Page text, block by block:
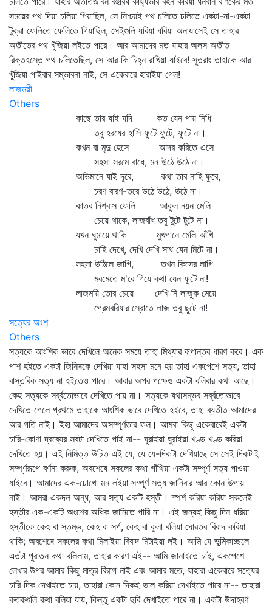
সময়ের পথ দিয়া চলিয়া গিয়াছিল, সে নিশ্চয়ই পথ চলিতে চলিতে একটা-না-একটা
টুক্‌রা ফেলিতে ফেলিতে গিয়াছিল, সেইগুলি ধরিয়া ধরিয়া অনায়াসেই সে তাহার
অতীতের পথ খুঁজিয়া লইতে পারে। আর আমাদের মত যাহার অলস অতীত
রিক্তহস্তে পথ চলিতেছিল, সে আর কি চিহ্ন রাখিয়া যাইবে! সুতরাং তাহাকে আর
খুঁজিয়া পাইবার সম্ভাবনা নাই, সে একেবারে হারাইয়া গেল!
লাজময়ী
Others
কাছে তার যাই যদি কত যেন পায় নিধি
তবু হরষের হাসি ফুটে ফুটে, ফুটে না।
কখন বা মৃদু হেসে আদর করিতে এসে
সহসা সরমে বাধে, মন উঠে উঠে না।
অভিমানে যাই দূরে, কথা তার নাহি ফুরে,
চরণ বারণ-তরে উঠে উঠে, উঠে না।
কাতর নিশ্বাস ফেলি আকুল নয়ন মেলি
চেয়ে থাকে, লাজবাঁধ তবু টুটে টুটে না।
যখন ঘুমায়ে থাকি মুখপানে মেলি আঁখি
চাহি দেখে, দেখি দেখি সাধ যেন মিটে না।
সহসা উঠিলে জাগি, তখন কিসের লাগি
মরমেতে ম'রে গিয়ে কথা যেন ফুটে না!
লাজময়ি তোর চেয়ে দেখি নি লাজুক মেয়ে
প্রেমবরিষার স্রোতে লাজ তবু ছুটে না!
সত্যের অংশ
Others
সত্যকে আংশিক ভাবে দেখিলে অনেক সময়ে তাহা মিথ্যার রূপান্তর ধারণ করে। এক
পাশ হইতে একটা জিনিষকে দেখিয়া যাহা সহসা মনে হয় তাহা একপেশে সত্য, তাহা
বাস্তবিক সত্য না হইতেও পারে। আবার অপর পক্ষেও একটা বলিবার কথা আছে।
কেহ সত্যকে সর্ব্বতোভাবে দেখিতে পায় না। সত্যকে যথাসম্ভব সর্ব্বতোভাবে
দেখিতে গেলে প্রথমে তাহাকে আংশিক ভাবে দেখিতে হইবে, তাহা ব্যতীত আমাদের
আর গতি নাই। ইহা আমাদের অসম্পূর্ণতার ফল। আমরা কিছু একেবারেই একটা
চারি-কোণা দ্রব্যের সবটা দেখিতে পাই না-- ঘুরাইয়া ঘুরাইয়া খণ্ড খণ্ড করিয়া
দেখিতে হয়। এই নিমিত্ত উচিত এই যে, যে যে-দিকটা দেখিয়াছে সে সেই দিকটাই
সম্পূর্ণরূপে বর্ণনা করুক, অবশেষে সকলের কথা গাঁথিয়া একটা সম্পূর্ণ সত্য পাওয়া
যাইবে। আমাদের এক-চোখো মন লইয়া সম্পূর্ণ সত্য জানিবার আর কোন উপায়
নাই। আমরা একদল অন্ধ, আর সত্য একটি হস্তী। স্পর্শ করিয়া করিয়া সকলেই
হস্তীর এক-একটি অংশের অধিক জানিতে পারি না। এই জন্যই কিছু দিন ধরিয়া
হস্তীকে কেহ বা স্তম্ভ, কেহ বা সর্প, কেহ বা কুলা বলিয়া ঘোরতর বিবাদ করিয়া
থাকি; অবশেষে সকলের কথা মিলাইয়া বিবাদ মিটাইয়া লই। আমি যে ভূমিকাচ্ছলে
এতটা পুরাতন কথা বলিলাম, তাহার কারণ এই-- আমি জানাইতে চাই, একপেশে
লেখার উপর আমার কিছু মাত্র বিরাগ নাই এবং আমার মতে, যাহারা একেবারে সত্যের
চারি দিক দেখাইতে চায়, তাহারা কোন দিকই ভাল করিয়া দেখাইতে পারে না-- তাহারা
কতকগুলি কথা বলিয়া যায়, কিন্তু একটা ছবি দেখাইতে পারে না। একটা উদাহরণ